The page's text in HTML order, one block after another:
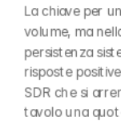
La chiave per
volume, ma
persistenza
risposte
SDR che si
tavolo una